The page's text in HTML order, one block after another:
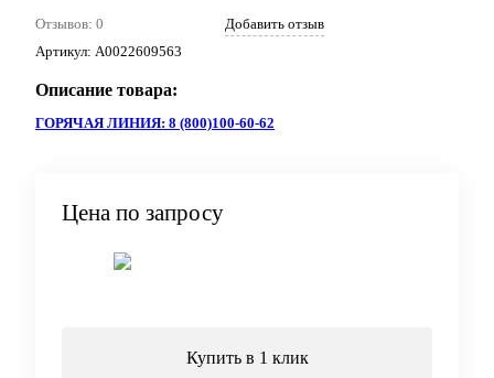
Отзывов: 0
Добавить отзыв
Артикул: A0022609563
Описание товара:
ГОРЯЧАЯ ЛИНИЯ: 8 (800)100-60-62
Цена по запросу
Купить в 1 клик